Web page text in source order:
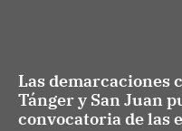
Las demarcaciones
Tánger y San Juan
convocatoria de las